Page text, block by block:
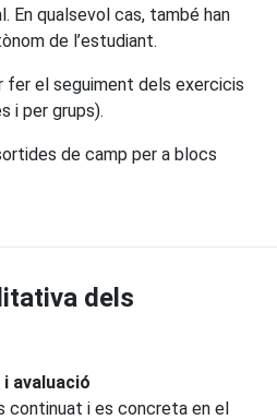
En qualsevol cas, també han
de l’estudiant.
fer el seguiment dels exercicis
i per grups).
de camp per a blocs
dels
avaluació
continuat i es concreta en el